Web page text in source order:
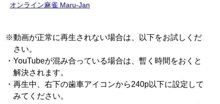
オンライン麻雀 Maru-Jan
※動画が正常に再生されない場合は、以下をお試しくだ
さい。
・YouTubeが混み合っている場合は、暫く時間をおくと
解決されます。
・再生中、右下の歯車アイコンから240p以下に設定して
みてください。